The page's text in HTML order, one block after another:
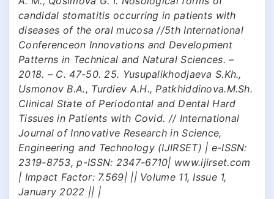
candidal stomatitis occurring in patients with
diseases of the oral mucosa //5th International
Conferenceon Innovations and Development
Patterns in Technical and Natural Sciences. –
2018. – С. 47-50. 25. Yusupalikhodjaeva S.Kh.,
Usmonov B.A., Turdiev A.H., Patkhiddinova.M.Sh.
Clinical State of Periodontal and Dental Hard
Tissues in Patients with Covid. // International
Journal of Innovative Research in Science,
Engineering and Technology (IJIRSET) | e-ISSN:
2319-8753, p-ISSN: 2347-6710| www.ijirset.com
| Impact Factor: 7.569| || Volume 11, Issue 1,
January 2022 || |